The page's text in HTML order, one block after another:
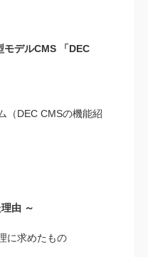
モデルCMS 「DEC
（DEC CMSの機能紹
由 ～
に求めたもの